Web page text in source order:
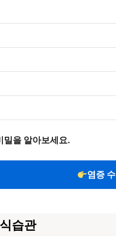
밀을 알아보세요.
염증
습관